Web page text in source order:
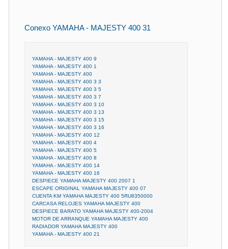
Conexo YAMAHA - MAJESTY 400 31
YAMAHA - MAJESTY 400 9
YAMAHA - MAJESTY 400 1
YAMAHA - MAJESTY 400
YAMAHA - MAJESTY 400 3 3
YAMAHA - MAJESTY 400 3 5
YAMAHA - MAJESTY 400 3 7
YAMAHA - MAJESTY 400 3 10
YAMAHA - MAJESTY 400 3 13
YAMAHA - MAJESTY 400 3 15
YAMAHA - MAJESTY 400 3 16
YAMAHA - MAJESTY 400 12
YAMAHA - MAJESTY 400 4
YAMAHA - MAJESTY 400 5
YAMAHA - MAJESTY 400 8
YAMAHA - MAJESTY 400 14
YAMAHA - MAJESTY 400 16
DESPIECE YAMAHA MAJESTY 400 2007 1
ESCAPE ORIGINAL YAMAHA MAJESTY 400 07
CUENTA KM YAMAHA MAJESTY 400 5RU8350000
CARCASA RELOJES YAMAHA MAJESTY 400
DESPIECE BARATO YAMAHA MAJESTY 400-2004
MOTOR DE ARRANQUE YAMAHA MAJESTY 400
RADIADOR YAMAHA MAJESTY 400
YAMAHA - MAJESTY 400 21